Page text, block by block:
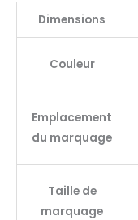
Dimensions
Couleur
Emplacement
du marquage
Taille de
marquage